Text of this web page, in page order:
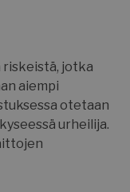
riskeistä, jotka
aiempi
otetaan
urheilija.